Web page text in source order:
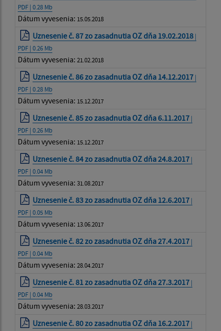
PDF | 0.28 Mb
Dátum vyvesenia: 15.05.2018
Uznesenie č. 87 zo zasadnutia OZ dňa 19.02.2018 |
PDF | 0.26 Mb
Dátum vyvesenia: 21.02.2018
Uznesenie č. 86 zo zasadnutia OZ dňa 14.12.2017 |
PDF | 0.28 Mb
Dátum vyvesenia: 15.12.2017
Uznesenie č. 85 zo zasadnutia OZ dňa 6.11.2017 |
PDF | 0.26 Mb
Dátum vyvesenia: 15.12.2017
Uznesenie č. 84 zo zasadnutia OZ dňa 24.8.2017 |
PDF | 0.04 Mb
Dátum vyvesenia: 31.08.2017
Uznesenie č. 83 zo zasadnutia OZ dňa 12.6.2017 |
PDF | 0.05 Mb
Dátum vyvesenia: 13.06.2017
Uznesenie č. 82 zo zasadnutia OZ dňa 27.4.2017 |
PDF | 0.04 Mb
Dátum vyvesenia: 28.04.2017
Uznesenie č. 81 zo zasadnutia OZ dňa 27.3.2017 |
PDF | 0.04 Mb
Dátum vyvesenia: 28.03.2017
Uznesenie č. 80 zo zasadnutia OZ dňa 16.2.2017 |